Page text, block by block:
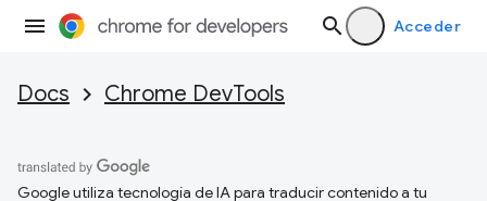
Acceder
Docs Chrome DevTools
Google utiliza tecnología de IA para traducir contenido a tu